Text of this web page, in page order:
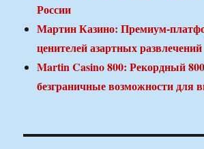
России
Мартин Казино: Премиум-
ценителей азартных развлечений
Martin Casino 800: Рекордный
безграничные возможности